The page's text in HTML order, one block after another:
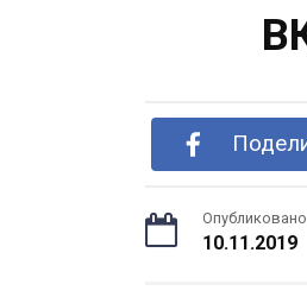
Опубликовано
10.11.2019